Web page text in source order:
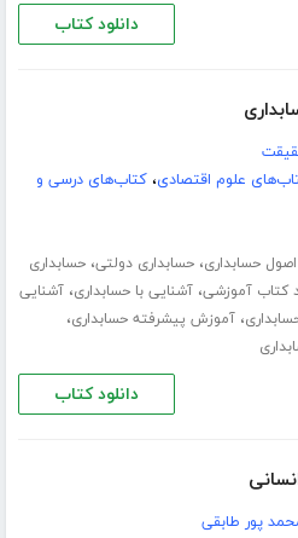
دانلود کتاب
علوم اقتصادی،کتاب‌های درسی و
اصول حسابداری،حسابداری دولتی،حسابداری
کتاب آموزشی،آشنایی با حسابداری،آشنایی
،آموزش پیشرفته حسابداری،
دانلود کتاب
پور طابقی